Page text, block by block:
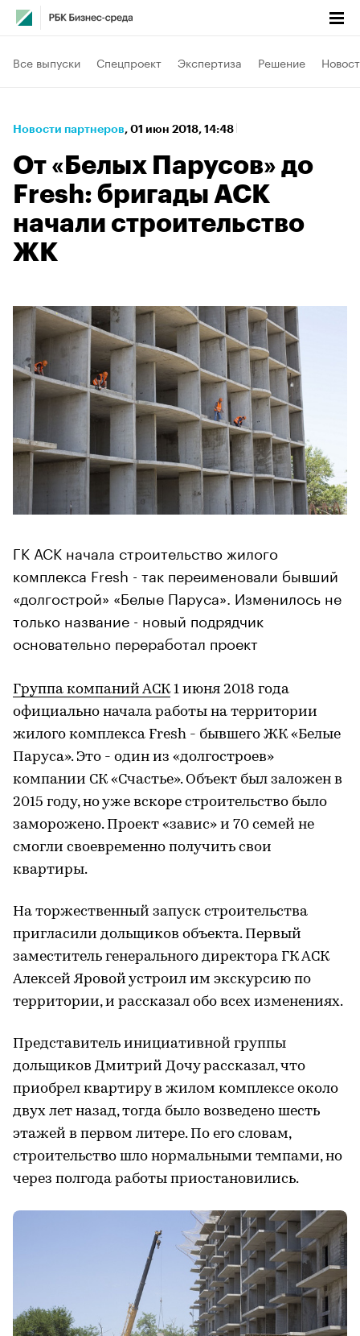
Все выпуски Спецпроект Экспертиза Решение
Новости партнеров⁠, 01 июн 2018, 14:48
От «Белых Парусов» до
Fresh: бригады АСК
начали строительство
ЖК
ГК АСК начала строительство жилого
комплекса Fresh - так переименовали бывший
«долгострой» «Белые Паруса». Изменилось не
только название - новый подрядчик
основательно переработал проект
Группа компаний АСК1 июня 2018 года
официально начала работы на территории
жилого комплекса Fresh - бывшего ЖК «Белые
Паруса». Это - один из «долгостроев»
компании СК «Счастье». Объект был заложен в
2015 году, но уже вскоре строительство было
заморожено. Проект «завис» и 70 семей не
смогли своевременно получить свои
квартиры.
На торжественный запуск строительства
пригласили дольщиков объекта. Первый
заместитель генерального директора ГК АСК
Алексей Яровой устроил им экскурсию по
территории, и рассказал обо всех изменениях.
Представитель инициативной группы
дольщиков Дмитрий Дочу рассказал, что
приобрел квартиру в жилом комплексе около
двух лет назад, тогда было возведено шесть
этажей в первом литере. По его словам,
строительство шло нормальными темпами, но
через полгода работы приостановились.